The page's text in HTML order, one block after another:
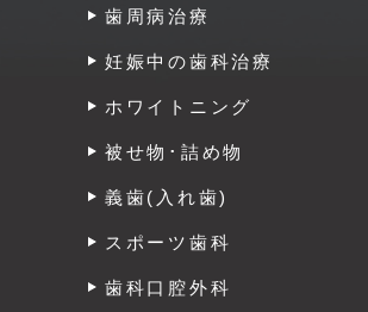
歯周病治療
妊娠中の歯科治療
ホワイトニング
被せ物･詰め物
義歯(入れ歯)
スポーツ歯科
歯科口腔外科